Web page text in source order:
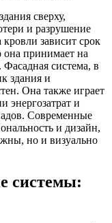
сверху,
и разрушение
зависит срок
она принимает на
система, в
здания и
Она также играет
энергозатрат и
Современные
и дизайн,
но и визуально
системы: